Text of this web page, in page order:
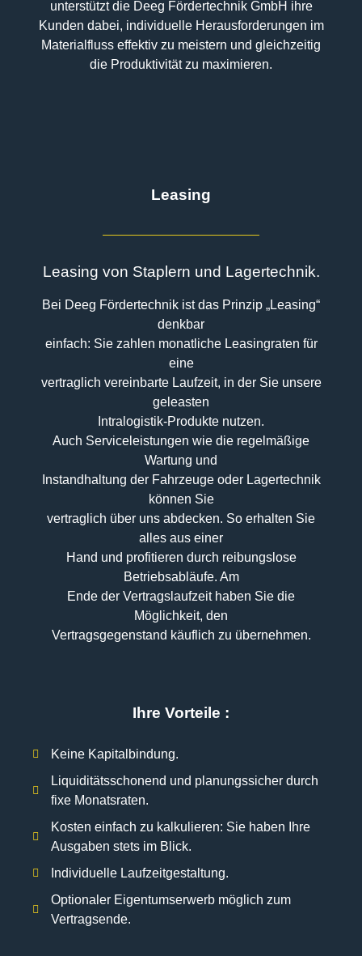
unterstützt die Deeg Fördertechnik GmbH ihre
Kunden dabei, individuelle Herausforderungen im
Materialfluss effektiv zu meistern und gleichzeitig
die Produktivität zu maximieren.
Leasing
Leasing von Staplern und Lagertechnik.
Bei Deeg Fördertechnik ist das Prinzip „Leasing“
denkbar
einfach: Sie zahlen monatliche Leasingraten für
eine
vertraglich vereinbarte Laufzeit, in der Sie unsere
geleasten
Intralogistik-Produkte nutzen.
Auch Serviceleistungen wie die regelmäßige
Wartung und
Instandhaltung der Fahrzeuge oder Lagertechnik
können Sie
vertraglich über uns abdecken. So erhalten Sie
alles aus einer
Hand und profitieren durch reibungslose
Betriebsabläufe. Am
Ende der Vertragslaufzeit haben Sie die
Möglichkeit, den
Vertragsgegenstand käuflich zu übernehmen.
Ihre Vorteile :
Keine Kapitalbindung.
Liquiditätsschonend und planungssicher durch
fixe Monatsraten.
Kosten einfach zu kalkulieren: Sie haben Ihre
Ausgaben stets im Blick.
Individuelle Laufzeitgestaltung.
Optionaler Eigentumserwerb möglich zum
Vertragsende.